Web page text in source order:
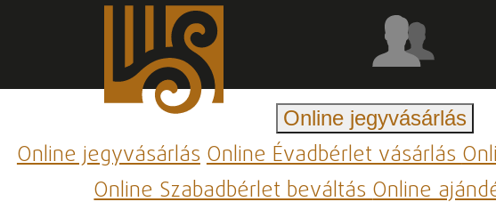
Online jegyvásárlás
Online jegyvásárlásOnline Évadbérlet vásárlás
Online Szabadbérlet beváltásOnline